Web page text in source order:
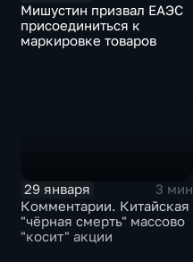
Мишустин призвал ЕАЭС
присоединиться к
маркировке товаров
29 января
3 мин
Комментарии. Китайская
"чёрная смерть" массово
"косит" акции